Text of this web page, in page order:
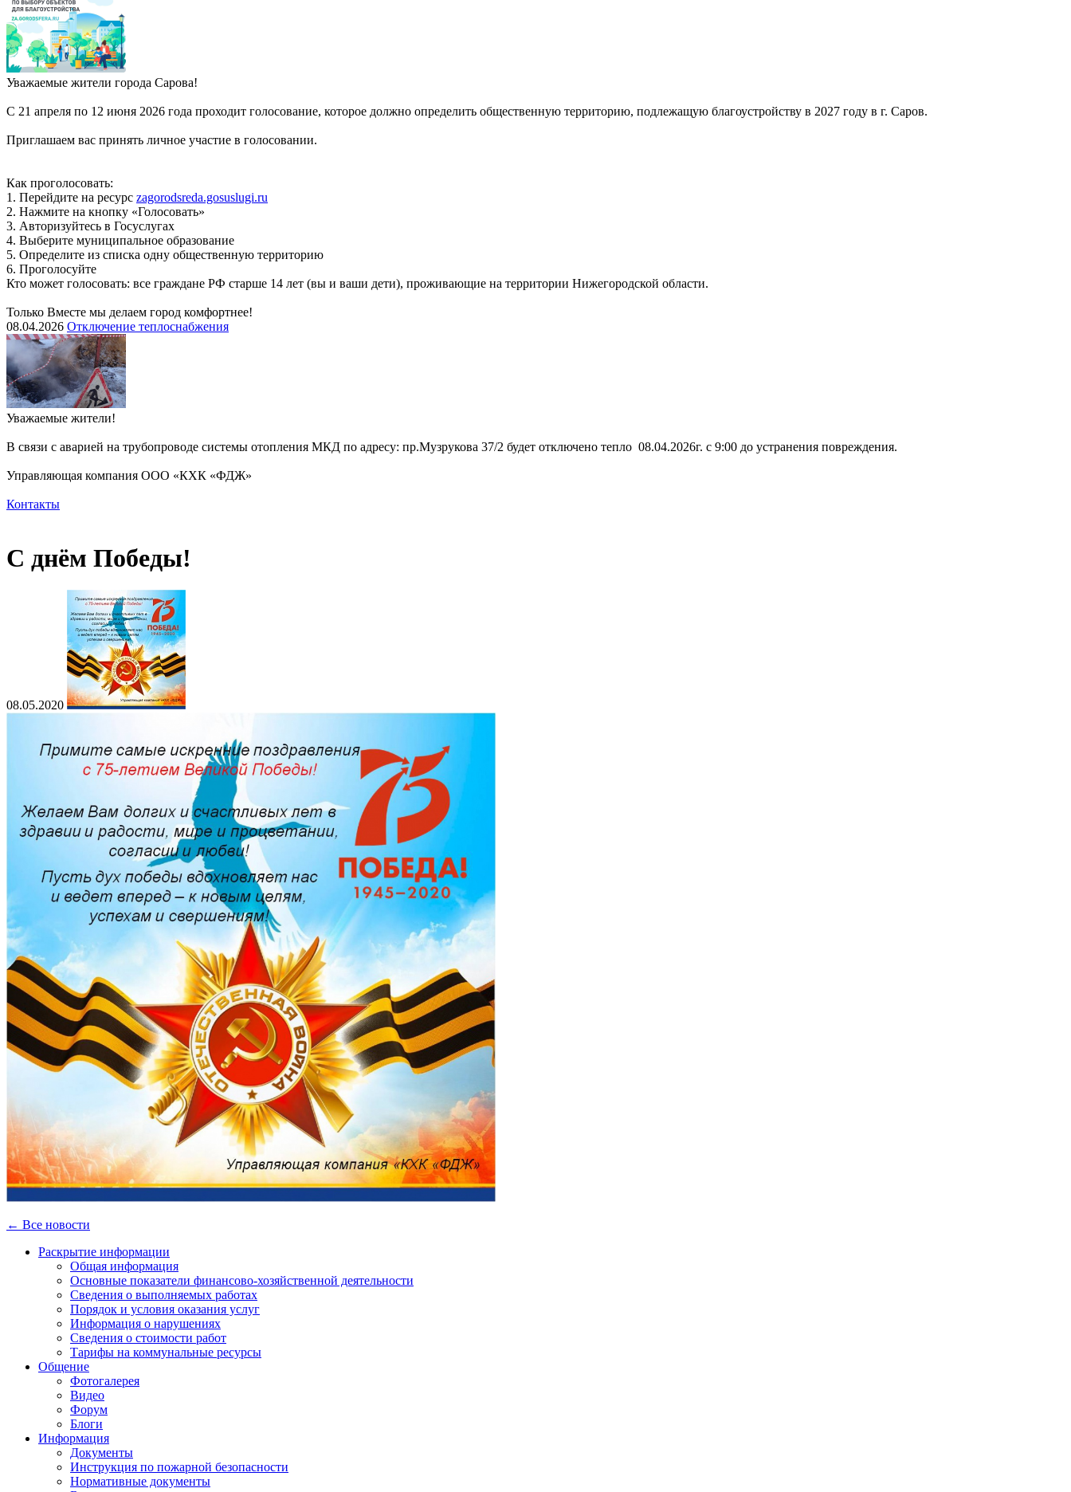
Уважаемые жители города Сарова!
С 21 апреля по 12 июня 2026 года проходит голосование, которое должно определить общественную территорию, подлежащую благоустройству в 2027 году в г. Саров.
Приглашаем вас принять личное участие в голосовании.
Как проголосовать:
1. Перейдите на ресурс zagorodsreda.gosuslugi.ru
2. Нажмите на кнопку «Голосовать»
3. Авторизуйтесь в Госуслугах
4. Выберите муниципальное образование
5. Определите из списка одну общественную территорию
6. Проголосуйте
Кто может голосовать: все граждане РФ старше 14 лет (вы и ваши дети), проживающие на территории Нижегородской области.
Только Вместе мы делаем город комфортнее!
08.04.2026 Отключение теплоснабжения
Уважаемые жители!
В связи с аварией на трубопроводе системы отопления МКД по адресу: пр.Музрукова 37/2 будет отключено тепло 08.04.2026г. с 9:00 до устранения повреждения.
Управляющая компания ООО «КХК «ФДЖ»
Контакты
С днём Победы!
08.05.2020
← Все новости
Раскрытие информации
Общая информация
Основные показатели финансово-хозяйственной деятельности
Сведения о выполняемых работах
Порядок и условия оказания услуг
Информация о нарушениях
Сведения о стоимости работ
Тарифы на коммунальные ресурсы
Общение
Фотогалерея
Видео
Форум
Блоги
Информация
Документы
Инструкция по пожарной безопасности
Нормативные документы